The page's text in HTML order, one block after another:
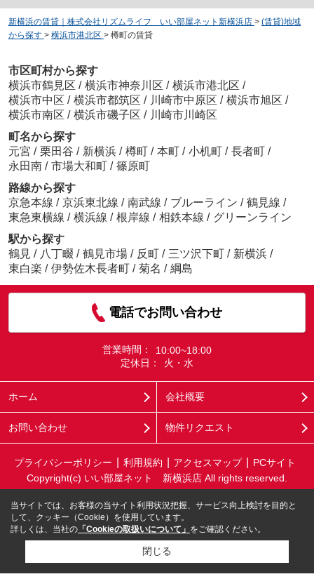
新横浜の賃貸｜株式会社リズムライフ いい部屋ネット新横浜店 > (賃貸)地域
から探す > 横浜市港北区 > 樽町の賃貸
市区町村から探す
横浜市鶴見区 / 横浜市神奈川区 / 横浜市港北区 /
横浜市中区 / 横浜市都筑区 / 川崎市中原区 / 横浜市旭区 /
横浜市南区 / 横浜市磯子区 / 川崎市川崎区
町名から探す
元宮 / 栗田谷 / 新横浜 / 樽町 / 本町 / 小机町 / 長者町 /
永田南 / 市場大和町 / 篠原町
路線から探す
京急本線 / 京浜東北線 / 南武線 / ブルーライン / 鶴見線 /
東急東横線 / 横浜線 / 根岸線 / 相鉄本線 / グリーンライン
駅から探す
鶴見 / 八丁畷 / 鶴見市場 / 反町 / 三ツ沢下町 / 新横浜 /
東白楽 / 伊勢佐木長者町 / 菊名 / 綱島
電話でお問い合わせ
営業時間：
10:00~18:00
定休日：
火・水
ホーム 会社概要
お問い合わせ 物件リクエスト
プライバシーポリシー 利用規約 アクセスマップ
PCサイト
Copyright(c) いい部屋ネット 新横浜店 All rights reserved.
当サイトでは、お客様の当サイト利用状況把握、サービス向上検討を目的と
して、クッキー（Cookie）を使用しています。
詳しくは、当社の 「Cookieの取扱いについて」 をご確認ください。
閉じる